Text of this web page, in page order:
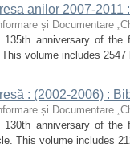
anilor 2007-2011
și Documentare
anniversary of the
volume includes
: (2002-2006) :
și Documentare
anniversary of the
This volume includes